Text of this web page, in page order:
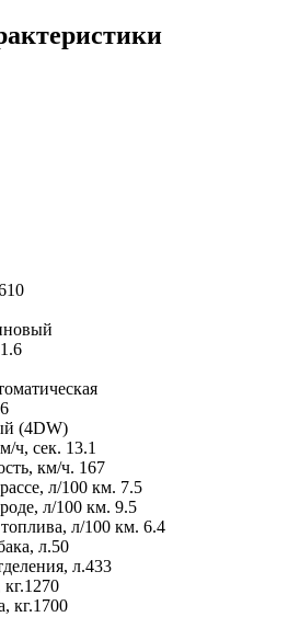
1.6
6
(4DW)
ч, сек. 13.1
км/ч. 167
л/100 км. 7.5
л/100 км. 9.5
л/100 км. 6.4
л.50
л.433
1270
кг.1700